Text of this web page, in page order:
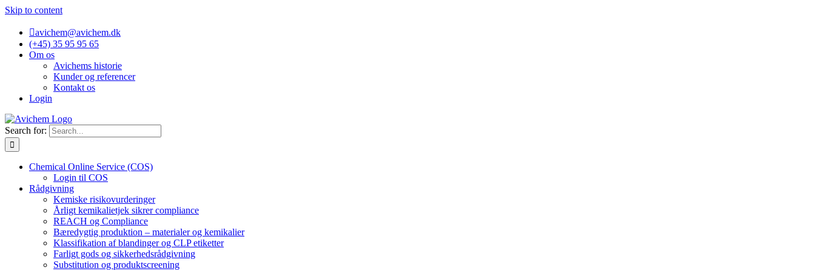
Skip to content
avichem@avichem.dk
(+45) 35 95 95 65
Om os
Avichems historie
Kunder og referencer
Kontakt os
Login
Search for:
Chemical Online Service (COS)
Login til COS
Rådgivning
Kemiske risikovurderinger
Årligt kemikalietjek sikrer compliance
REACH og Compliance
Bæredygtig produktion – materialer og kemikalier
Klassifikation af blandinger og CLP etiketter
Farligt gods og sikkerhedsrådgivning
Substitution og produktscreening